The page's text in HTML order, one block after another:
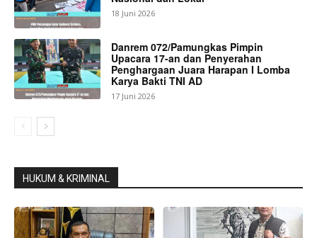
18 Juni 2026
Danrem 072/Pamungkas Pimpin
Upacara 17-an dan Penyerahan
Penghargaan Juara Harapan I Lomba
Karya Bakti TNI AD
17 Juni 2026
HUKUM & KRIMINAL